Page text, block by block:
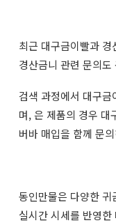
최근 대구금이빨과 경
경산금니 관련 문의
검색 과정에서 대구
며, 은 제품의 경우 ​대
버바 매입을 함께 문
동인만물은 다양한 귀
실시간 시세를 반영